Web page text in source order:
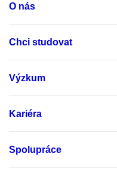
O nás
Chci studovat
Výzkum
Kariéra
Spolupráce